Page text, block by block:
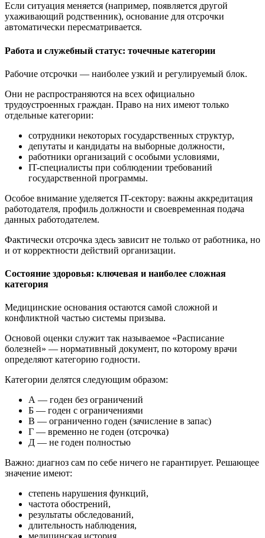
Если ситуация меняется (например, появляется другой
ухаживающий родственник), основание для отсрочки
автоматически пересматривается.
Работа и служебный статус: точечные категории
Рабочие отсрочки — наиболее узкий и регулируемый блок.
Они не распространяются на всех официально
трудоустроенных граждан. Право на них имеют только
отдельные категории:
сотрудники некоторых государственных структур,
депутаты и кандидаты на выборные должности,
работники организаций с особыми условиями,
IT-специалисты при соблюдении требований
государственной программы.
Особое внимание уделяется IT-сектору: важны аккредитация
работодателя, профиль должности и своевременная подача
данных работодателем.
Фактически отсрочка здесь зависит не только от работника, но
и от корректности действий организации.
Состояние здоровья: ключевая и наиболее сложная
категория
Медицинские основания остаются самой сложной и
конфликтной частью системы призыва.
Основой оценки служит так называемое «Расписание
болезней» — нормативный документ, по которому врачи
определяют категорию годности.
Категории делятся следующим образом:
А — годен без ограничений
Б — годен с ограничениями
В — ограниченно годен (зачисление в запас)
Г — временно не годен (отсрочка)
Д — не годен полностью
Важно: диагноз сам по себе ничего не гарантирует. Решающее
значение имеют:
степень нарушения функций,
частота обострений,
результаты обследований,
длительность наблюдения,